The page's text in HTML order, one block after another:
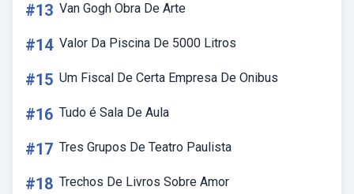
#13 Van Gogh Obra De Arte
#14 Valor Da Piscina De 5000 Litros
#15 Um Fiscal De Certa Empresa De Onibus
#16 Tudo é Sala De Aula
#17 Tres Grupos De Teatro Paulista
#18 Trechos De Livros Sobre Amor